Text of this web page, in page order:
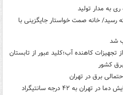
به مدار تولید
۲ روز در هفته رسید/ خانه صمت خواستار جایگزینی با
شد
تجهیزات کاهنده آب؛کلید عبور از تابستان
کشور
برق در تهران